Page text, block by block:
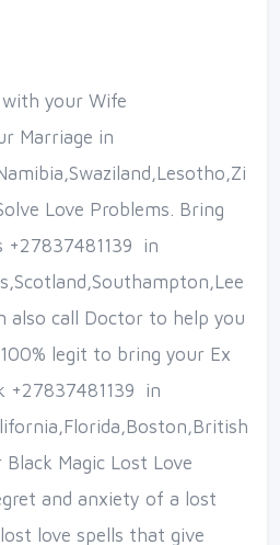
your Wife
Marriage in
Love Problems. Bring
+27837481139 in
also call Doctor to help you
legit to bring your Ex
+27837481139 in
Magic Lost Love
and anxiety of a lost
love spells that give